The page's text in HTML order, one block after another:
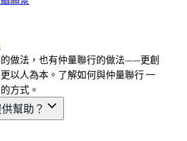
做法，也有仲量聯行的做法——更創
以人為本。了解如何與仲量聯行 一
方式。
幫助？